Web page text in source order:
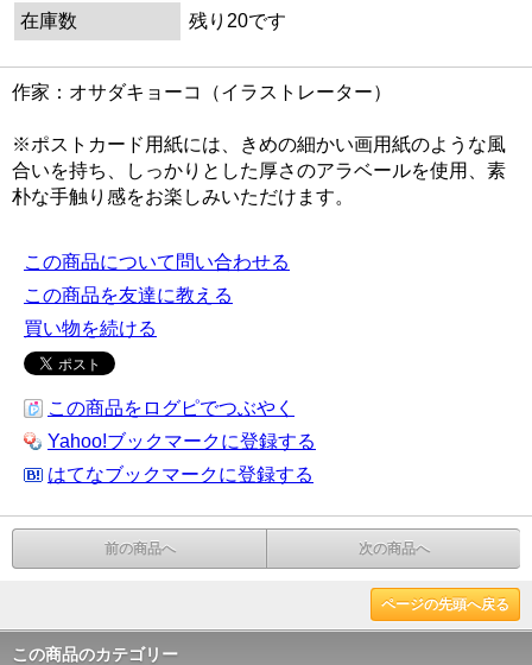
在庫数
残り20です
作家：オサダキョーコ（イラストレーター）
※ポストカード用紙には、きめの細かい画用紙のような風
合いを持ち、しっかりとした厚さのアラベールを使用、素
朴な手触り感をお楽しみいただけます。
この商品について問い合わせる
この商品を友達に教える
買い物を続ける
この商品をログピでつぶやく
Yahoo!ブックマークに登録する
はてなブックマークに登録する
前の商品へ 次の商品へ
ページの先頭へ戻る
この商品のカテゴリー